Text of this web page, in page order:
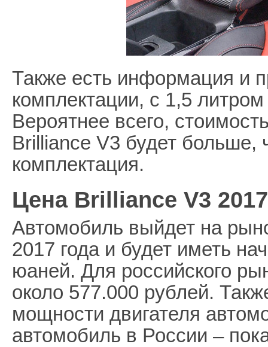
Также есть информация и
комплектации, с 1,5
Вероятнее всего,
Brilliance V3 будет больше,
комплектация.
Цена Brilliance V3
Автомобиль выйдет на
2017 года и будет иметь
юаней. Для российского
около 577.000 рублей.
мощности двигателя
автомобиль в России –